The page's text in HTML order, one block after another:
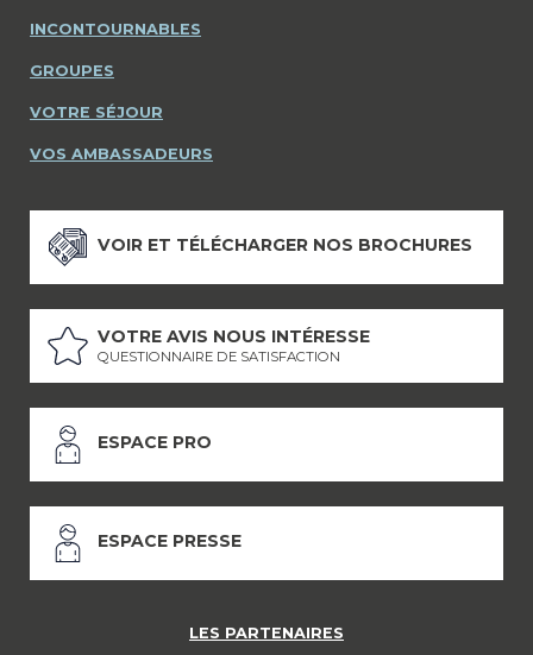
INCONTOURNABLES
GROUPES
VOTRE SÉJOUR
VOS AMBASSADEURS
VOIR ET TÉLÉCHARGER NOS BROCHURES
VOTRE AVIS NOUS INTÉRESSE
QUESTIONNAIRE DE SATISFACTION
ESPACE PRO
ESPACE PRESSE
LES PARTENAIRES